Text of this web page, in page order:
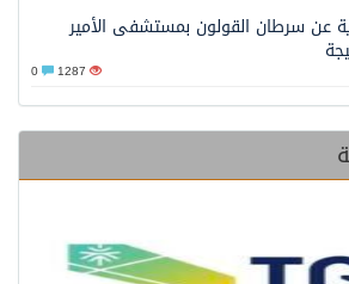
عن سرطان القولون بمستشفى الأمير
1287